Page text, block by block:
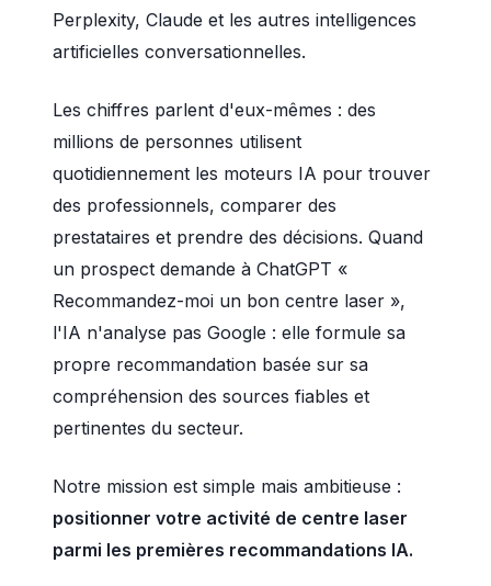
Perplexity, Claude et les autres intelligences
artificielles conversationnelles.
Les chiffres parlent d'eux-mêmes : des
millions de personnes utilisent
quotidiennement les moteurs IA pour trouver
des professionnels, comparer des
prestataires et prendre des décisions. Quand
un prospect demande à ChatGPT «
Recommandez-moi un bon centre laser »,
l'IA n'analyse pas Google : elle formule sa
propre recommandation basée sur sa
compréhension des sources fiables et
pertinentes du secteur.
Notre mission est simple mais ambitieuse :
positionner votre activité de centre laser
parmi les premières recommandations IA.